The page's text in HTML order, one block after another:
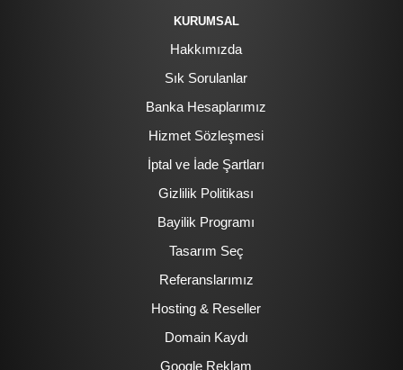
KURUMSAL
Hakkımızda
Sık Sorulanlar
Banka Hesaplarımız
Hizmet Sözleşmesi
İptal ve İade Şartları
Gizlilik Politikası
Bayilik Programı
Tasarım Seç
Referanslarımız
Hosting & Reseller
Domain Kaydı
Google Reklam